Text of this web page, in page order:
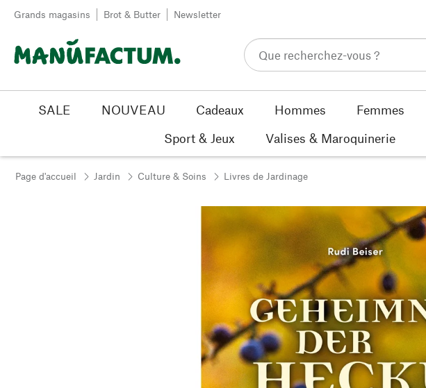
Passer au contenu
Grands magasins Brot & Butter Newsletter
SALE NOUVEAU Cadeaux Hommes Femmes
Sport & Jeux
Valises & Maroquinerie
Page d'accueil Jardin Culture & Soins Livres de Jardinage